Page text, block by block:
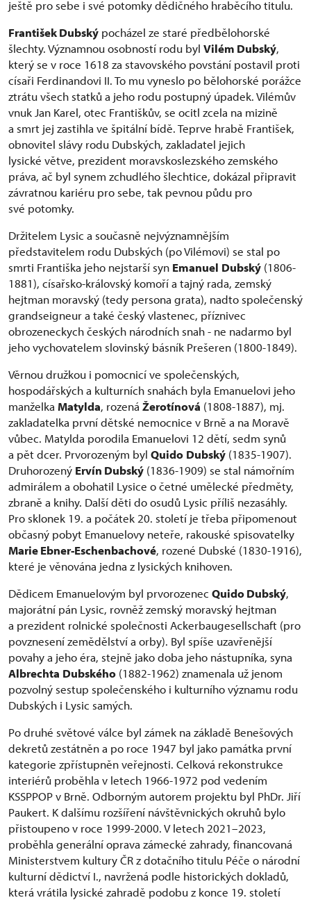
ještě pro sebe i své potomky dědičného hraběcího titulu.
František Dubský pocházel ze staré předbělohorské
šlechty. Významnou osobností rodu byl Vilém Dubský,
který se v roce 1618 za stavovského povstání postavil proti
císaři Ferdinandovi II. To mu vyneslo po bělohorské porážce
ztrátu všech statků a jeho rodu postupný úpadek. Vilémův
vnuk Jan Karel, otec Františkův, se ocitl zcela na mizině
a smrt jej zastihla ve špitální bídě. Teprve hrabě František,
obnovitel slávy rodu Dubských, zakladatel jejich
lysické větve, prezident moravskoslezského zemského
práva, ač byl synem zchudlého šlechtice, dokázal připravit
závratnou kariéru pro sebe, tak pevnou půdu pro
své potomky.
Držitelem Lysic a současně nejvýznamnějším
představitelem rodu Dubských (po Vilémovi) se stal po
smrti Františka jeho nejstarší syn Emanuel Dubský (1806-
1881), císařsko-královský komoří a tajný rada, zemský
hejtman moravský (tedy persona grata), nadto společenský
grandseigneur a také český vlastenec, příznivec
obrozeneckych českých národních snah - ne nadarmo byl
jeho vychovatelem slovinský básník Prešeren (1800-1849).
Věrnou družkou i pomocnicí ve společenských,
hospodářských a kulturních snahách byla Emanuelovi jeho
manželka Matylda, rozená Žerotínová (1808-1887), mj.
zakladatelka první dětské nemocnice v Brně a na Moravě
vůbec. Matylda porodila Emanuelovi 12 dětí, sedm synů
a pět dcer. Prvorozeným byl Quido Dubský (1835-1907).
Druhorozený Ervín Dubský (1836-1909) se stal námořním
admirálem a obohatil Lysice o četné umělecké předměty,
zbraně a knihy. Další děti do osudů Lysic příliš nezasáhly.
Pro sklonek 19. a počátek 20. století je třeba připomenout
občasný pobyt Emanuelovy neteře, rakouské spisovatelky
Marie Ebner-Eschenbachové, rozené Dubské (1830-1916),
které je věnována jedna z lysických knihoven.
Dědicem Emanuelovým byl prvorozenec Quido Dubský,
majorátní pán Lysic, rovněž zemský moravský hejtman
a prezident rolnické společnosti Ackerbaugesellschaft (pro
povznesení zemědělství a orby). Byl spíše uzavřenější
povahy a jeho éra, stejně jako doba jeho nástupníka, syna
Albrechta Dubského (1882-1962) znamenala už jenom
pozvolný sestup společenského i kulturního významu rodu
Dubských i Lysic samých.
Po druhé světové válce byl zámek na základě Benešových
dekretů zestátněn a po roce 1947 byl jako památka první
kategorie zpřístupněn veřejnosti. Celková rekonstrukce
interiérů proběhla v letech 1966-1972 pod vedením
KSSPPOP v Brně. Odborným autorem projektu byl PhDr. Jiří
Paukert. K dalšímu rozšíření návštěvnických okruhů bylo
přistoupeno v roce 1999-2000. V letech 2021–2023,
proběhla generální oprava zámecké zahrady, financovaná
Ministerstvem kultury ČR z dotačního titulu Péče o národní
kulturní dědictví I., navržená podle historických dokladů,
která vrátila lysické zahradě podobu z konce 19. století